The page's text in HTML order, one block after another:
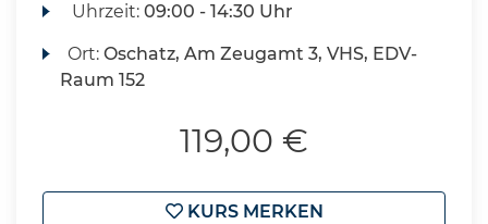
Uhrzeit:09:00 - 14:30 Uhr
Ort:Oschatz, Am Zeugamt 3, VHS, EDV-
Raum 152
119,00 €
KURS MERKEN